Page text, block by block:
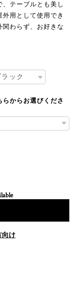
テーブルとも美し
用として使用でき
わらず、お好きな
からお選びくださ
向け